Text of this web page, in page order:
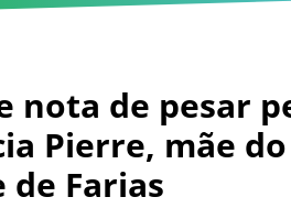
nota de pesar
Pierre, mãe
de Farias